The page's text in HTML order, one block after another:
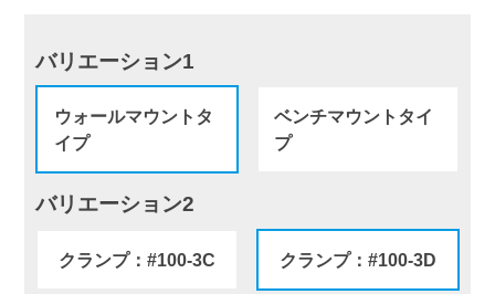
バリエーション1
ウォールマウントタ
イプ
ベンチマウントタイ
プ
バリエーション2
クランプ：#100-3C クランプ：#100-3D